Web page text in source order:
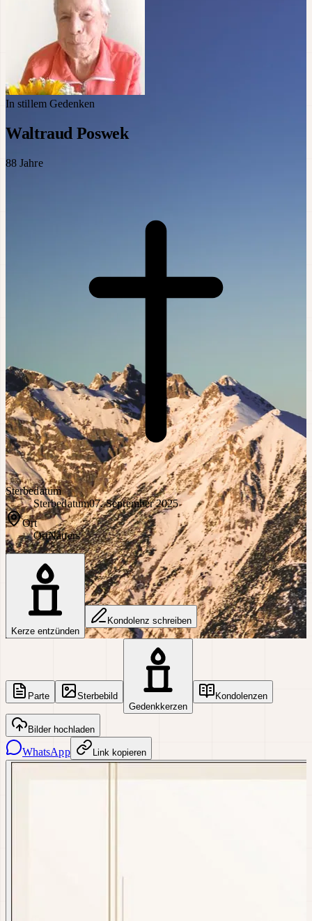
In stillem Gedenken
Waltraud Poswek
88 Jahre
Sterbedatum
Sterbedatum07. September 2025
Ort
OrtNatters
Kerze entzünden
Kondolenz schreiben
Parte
Sterbebild
Gedenkkerzen
Kondolenzen
Bilder hochladen
WhatsApp Link kopieren